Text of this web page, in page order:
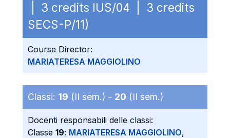
| 3 credits IUS/04 | 3 credits
SECS-P/11)
Course Director:
MARIATERESA MAGGIOLINO
Classi: 19 (II sem.) - 20 (II sem.)
Docenti responsabili delle classi:
Classe 19: MARIATERESA MAGGIOLINO,